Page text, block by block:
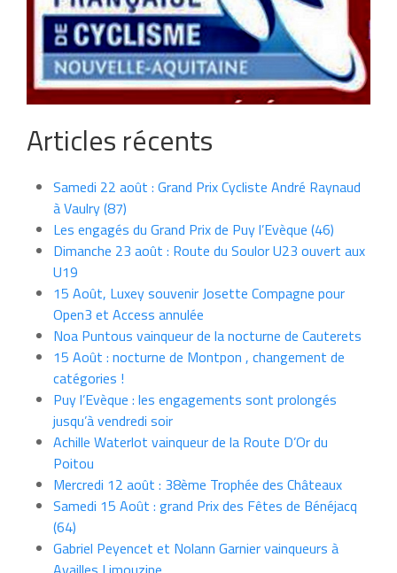
Articles récents
Samedi 22 août : Grand Prix Cycliste André Raynaud
à Vaulry (87)
Les engagés du Grand Prix de Puy l’Evèque (46)
Dimanche 23 août : Route du Soulor U23 ouvert aux
U19
15 Août, Luxey souvenir Josette Compagne pour
Open3 et Access annulée
Noa Puntous vainqueur de la nocturne de Cauterets
15 Août : nocturne de Montpon , changement de
catégories !
Puy l’Evèque : les engagements sont prolongés
jusqu’à vendredi soir
Achille Waterlot vainqueur de la Route D’Or du
Poitou
Mercredi 12 août : 38ème Trophée des Châteaux
Samedi 15 Août : grand Prix des Fêtes de Bénéjacq
(64)
Gabriel Peyencet et Nolann Garnier vainqueurs à